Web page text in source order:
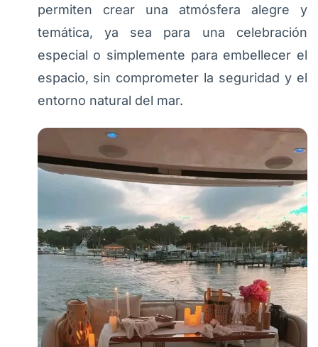
permiten crear una atmósfera alegre y
temática, ya sea para una celebración
especial o simplemente para embellecer el
espacio, sin comprometer la seguridad y el
entorno natural del mar.